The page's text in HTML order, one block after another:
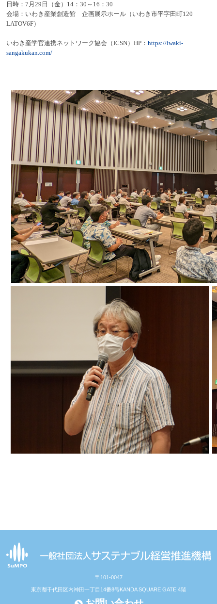
日時：7月29日（金）14：30～16：30
会場：いわき産業創造館 企画展示ホール（いわき市平字田町120
LATOV6F）
いわき産学官連携ネットワーク協会（ICSN）HP： https://iwaki-
sangakukan.com/
〒101-0047
東京都千代田区内神田一丁目14番8号KANDA SQUARE GATE 4階